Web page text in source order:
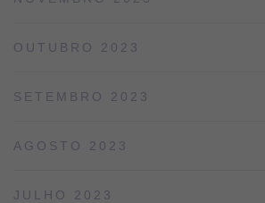
OUTUBRO 2023
SETEMBRO 2023
AGOSTO 2023
JULHO 2023